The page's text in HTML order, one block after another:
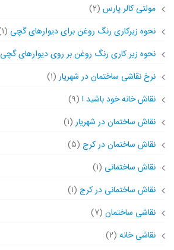
مولتی کالر پارس (۲)
نحوه زیرکاری رنگ روغن برای دیوارهای گچی (۱)
نحوه زیر کاری رنگ روغن بر روی دیوارهای گچی
نرخ نقاشی ساختمان در شهریار(۱)
نقاش خانه خود باشید ! (۹)
نقاش ساختمان در شهریار(۱)
نقاش ساختمان در کرج (۵)
نقاش ساختمانی (۱)
نقاش ساختمانی در کرج (۱)
نقاشی ساختمان (۷)
نقاشی خانه (۲)